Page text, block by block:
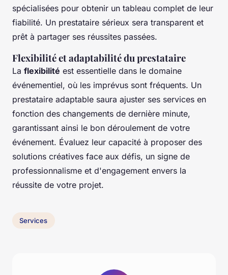
spécialisées pour obtenir un tableau complet de leur
fiabilité. Un prestataire sérieux sera transparent et
prêt à partager ses réussites passées.
Flexibilité et adaptabilité du prestataire
La flexibilité est essentielle dans le domaine
événementiel, où les imprévus sont fréquents. Un
prestataire adaptable saura ajuster ses services en
fonction des changements de dernière minute,
garantissant ainsi le bon déroulement de votre
événement. Évaluez leur capacité à proposer des
solutions créatives face aux défis, un signe de
professionnalisme et d'engagement envers la
réussite de votre projet.
Services